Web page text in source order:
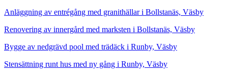
Anläggning av entrégång med granithällar i Bollstanäs, Väsby
Renovering av innergård med marksten i Bollstanäs, Väsby
Bygge av nedgrävd pool med trädäck i Runby, Väsby
Stensättning runt hus med ny gång i Runby, Väsby